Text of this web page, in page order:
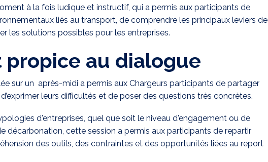
à la fois ludique et instructif, qui a permis aux participants de
liés au transport, de comprendre les principaux leviers de
les solutions possibles pour les entreprises.
propice au dialogue
sur un après-midi a permis aux Chargeurs participants de partager
d’exprimer leurs difficultés et de poser des questions très concrètes.
d'entreprises, quel que soit le niveau d'engagement ou de
décarbonation, cette session a permis aux participants de repartir
des outils, des contraintes et des opportunités liées au report